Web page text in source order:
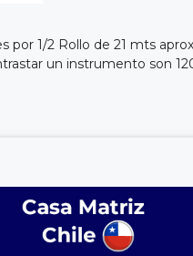
por 1/2 Rollo de 21 mts aprox
un instrumento son